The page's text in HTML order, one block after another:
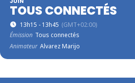
TOUS CONNECTÉS
13h15 - 13h45 (GMT+02:00)
Émission Tous connectés
Animateur Alvarez Marijo